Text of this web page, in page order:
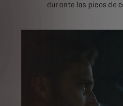
durante los picos de